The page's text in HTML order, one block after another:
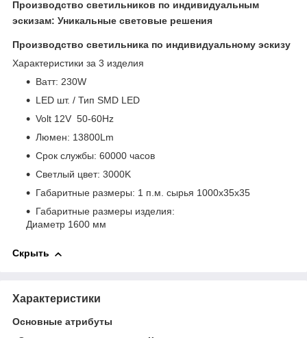
Производство светильников по индивидуальным
эскизам: Уникальные световые решения
Производство светильника по индивидуальному эскизу
Характеристики за 3 изделия
Bатт: 230W
LED шт. / Тип SMD LED
Volt 12V 50-60Hz
Люмен: 13800Lm
Срок службы: 60000 часов
Светлый цвет: 3000K
Габаритные размеры: 1 п.м. сырья 1000х35х35
Габаритные размеры изделия:
Диаметр 1600 мм
Скрыть
Характеристики
Основные атрибуты